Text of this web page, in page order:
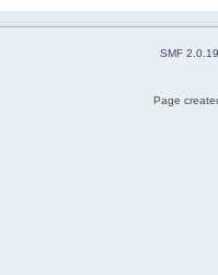
SMF 2.0.19
Page